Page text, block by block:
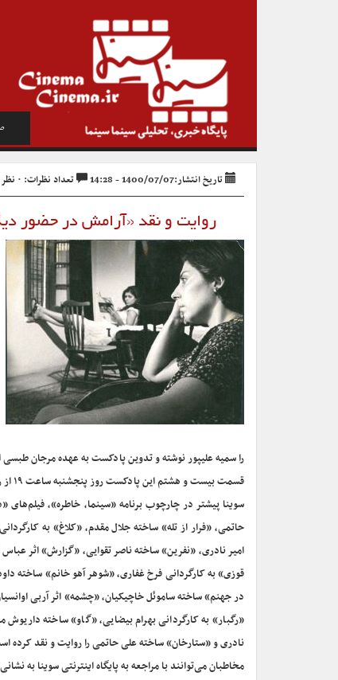
تاریخ انتشار:1400/07/07 - 14:28 تعداد نظرات: ۰ نظر
روایت و نقد «آرامش در حضور
را سمیه علیپور نوشته و تدوین پادکست به عهده مرجان
قسمت بیست و هشتم این پادکست روز پنجشنبه ساعت ۱۹ از رادیو سوینا پخش می‌شود و پس از آن، در پایگاه اینترنتی سوینا در دسترس مخاطبان قرار می‌گیرد.
سوینا پیشتر در چارچوب برنامه «سینما، خاطره»،
حاتمی، «فرار از تله» ساخته جلال مقدم، «کلاغ» به
امیر نادری، «نفرین» ساخته ناصر تقوایی، «گزارش» اثر
قوزی» به کارگردانی فرخ غفاری، «شوهر آهو خانم» ساخته
در جهنم» ساخته ساموئل خاچیکیان، «چشمه» اثر آربی
«رگبار» به کارگردانی بهرام بیضایی، «گاو» ساخته
نادری و «ستارخان» ساخته علی حاتمی را روایت و نقد کرده
مخاطبان می‌توانند با مراجعه به پایگاه اینترنتی سوینا به نشانی www.sevinagroup.com به برنامه‌های رادیو سوینا دسترسی داشته باشند.